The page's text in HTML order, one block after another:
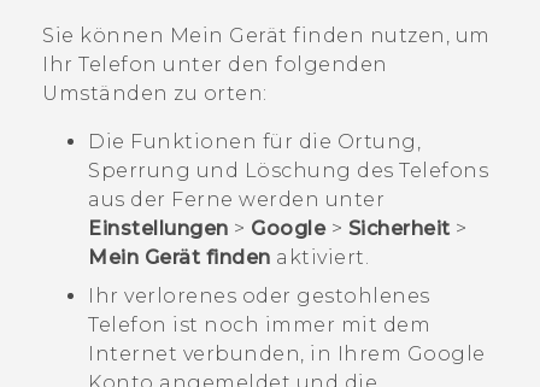
HTC-Geräte und Zubehör
Anmelden
Sie können Mein Gerät finden nutzen, um
Ihr Telefon unter den folgenden
Umständen zu orten:
Die Funktionen für die Ortung,
Sperrung und Löschung des Telefons
aus der Ferne werden unter
Einstellungen > Google> Sicherheit >
Mein Gerät finden aktiviert.
Ihr verlorenes oder gestohlenes
Telefon ist noch immer mit dem
Internet verbunden, in Ihrem Google